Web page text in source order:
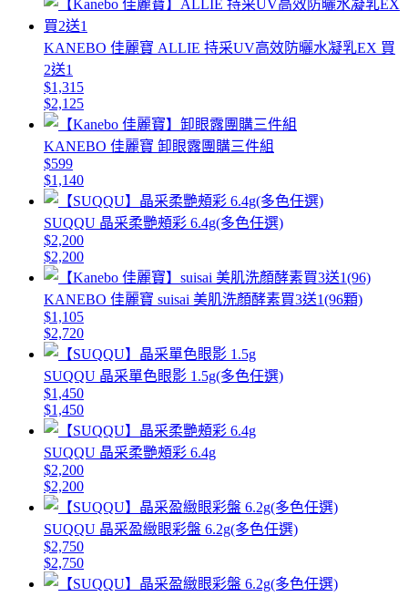
KANEBO 佳麗寶 ALLIE 持采UV高效防曬水凝乳EX 買
2送1
$1,315
$2,125
KANEBO 佳麗寶 卸眼露團購三件組
$599
$1,140
SUQQU 晶采柔艷頰彩 6.4g(多色任選)
$2,200
$2,200
KANEBO 佳麗寶 suisai 美肌洗顏酵素買3送1(96顆)
$1,105
$2,720
SUQQU 晶采單色眼影 1.5g(多色任選)
$1,450
$1,450
SUQQU 晶采柔艷頰彩 6.4g
$2,200
$2,200
SUQQU 晶采盈緻眼彩盤 6.2g(多色任選)
$2,750
$2,750